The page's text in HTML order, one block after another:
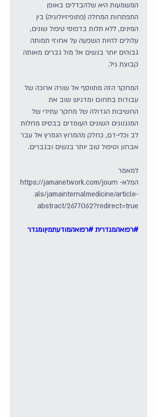
המשמעות היא שלהבדלים באופן
התפתחות המחלה (פתופיזיולוגיה) בין
המינים, ללא תלות בדפוסי טיפול שונים,
עלולים להיות השפעה על אחוזי תמותה
גבוהים יותר בנשים אל מול גברים מאותה
קבוצת גיל.
המחקר הזה מתווסף אל שורה ארוכה של
עבודות בתחום ומדגיש שוב את
החשיבות הגדולה של מחקר עתידי של
המנגנונים השונים העומדים בבסיס מחלות
לב וכלי-דם, כחלק מהמרוץ הנמרץ אל עבר
אבחון וטיפול טוב יותר בנשים ובגברים.
למאמר
המלא- https://jamanetwork.com/journ
als/jamainternalmedicine/article-
abstract/2677062?redirect=true
#רפואהמגדרית #רפואהמודעתמיןומגדר